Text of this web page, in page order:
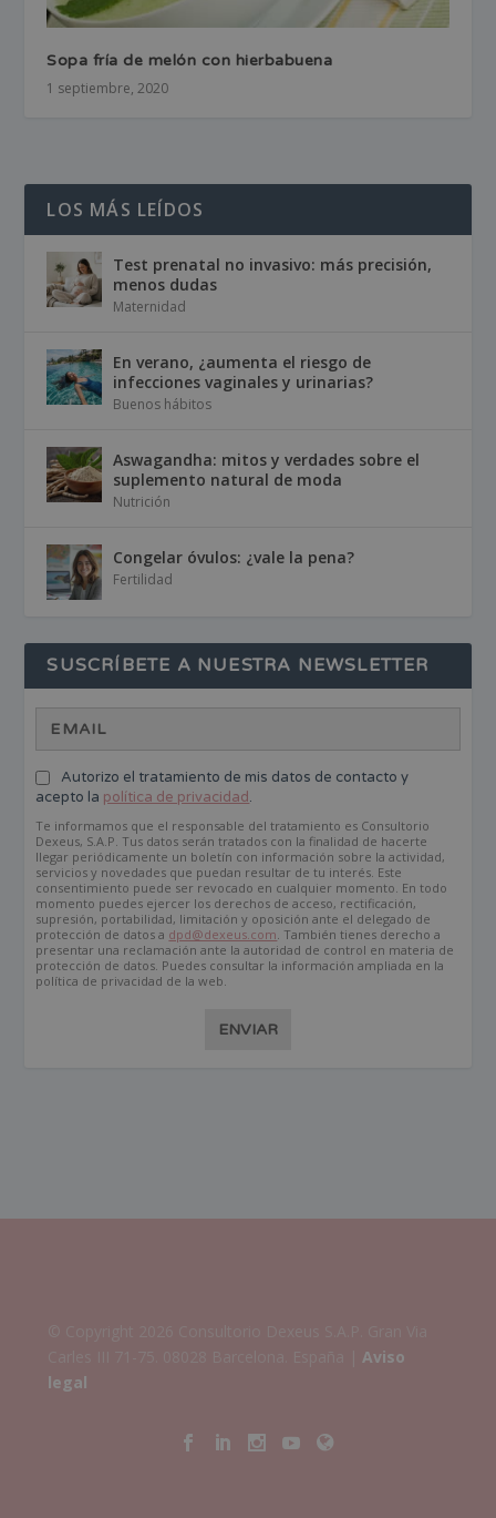
Sopa fría de melón con hierbabuena
1 septiembre, 2020
LOS MÁS LEÍDOS
Test prenatal no invasivo: más precisión,
menos dudas
Maternidad
En verano, ¿aumenta el riesgo de
infecciones vaginales y urinarias?
Buenos hábitos
Aswagandha: mitos y verdades sobre el
suplemento natural de moda
Nutrición
Congelar óvulos: ¿vale la pena?
Fertilidad
SUSCRÍBETE A NUESTRA NEWSLETTER
Autorizo el tratamiento de mis datos de contacto y
acepto la política de privacidad.
Te informamos que el responsable del tratamiento es Consultorio
Dexeus, S.A.P. Tus datos serán tratados con la finalidad de hacerte
llegar periódicamente un boletín con información sobre la actividad,
servicios y novedades que puedan resultar de tu interés. Este
consentimiento puede ser revocado en cualquier momento. En todo
momento puedes ejercer los derechos de acceso, rectificación,
supresión, portabilidad, limitación y oposición ante el delegado de
protección de datos a dpd@dexeus.com . También tienes derecho a
presentar una reclamación ante la autoridad de control en materia de
protección de datos. Puedes consultar la información ampliada en la
política de privacidad de la web.
ENVIAR
Aviso
legal